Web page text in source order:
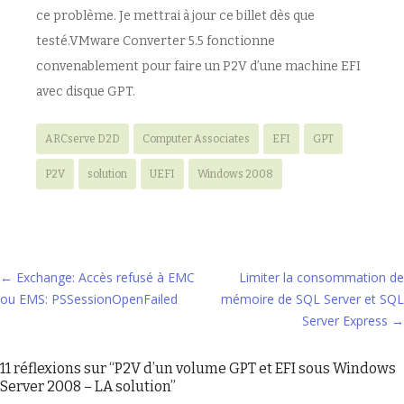
ce problème. Je mettrai à jour ce billet dès que
testé.VMware Converter 5.5 fonctionne
convenablement pour faire un P2V d’une machine EFI
avec disque GPT.
ARCserve D2D Computer Associates EFI GPT
P2V solution UEFI Windows 2008
Navigation
des
← Exchange: Accès refusé à EMC
ou EMS: PSSessionOpenFailed
Limiter la consommation de
mémoire de SQL Server et SQL
Server Express →
11 réflexions sur “P2V d’un volume GPT et EFI sous Windows
Server 2008 – LA solution”